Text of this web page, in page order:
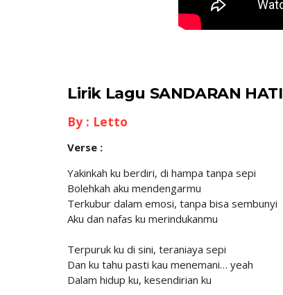
Lirik Lagu SANDARAN HATI
By : Letto
Verse :
Yakinkah ku berdiri, di hampa tanpa sepi
Bolehkah aku mendengarmu
Terkubur dalam emosi, tanpa bisa sembunyi
Aku dan nafas ku merindukanmu
Terpuruk ku di sini, teraniaya sepi
Dan ku tahu pasti kau menemani… yeah
Dalam hidup ku, kesendirian ku